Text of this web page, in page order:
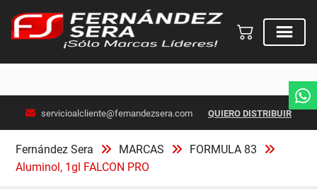
servicioalcliente@fernandezsera.com QUIERO DISTRIBUIR
Fernández Sera MARCAS
FORMULA 83
Aluminol, 1gl FALCON PRO